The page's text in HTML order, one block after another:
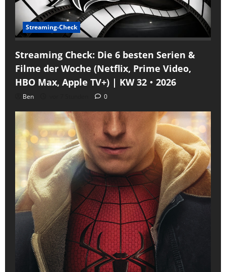
Streaming-Check
Streaming Check: Die 6 besten Serien &
Filme der Woche (Netflix, Prime Video,
HBO Max, Apple TV+) | KW 32・2026
Ben 0